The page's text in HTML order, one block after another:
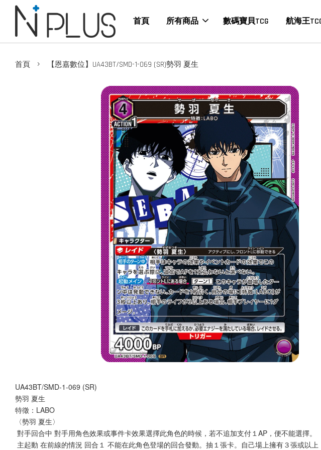
首頁 所有商品 數碼寶貝TCG 航海王
首頁 › 【恩嘉數位】UA43BT/SMD-1-069 (SR)勢羽 夏生
UA43BT/SMD-1-069 (SR)
勢羽 夏生
特徵：LABO
〈勢羽 夏生〉
對手回合中 對手用角色效果或事件卡效果選擇此角色的時候，若不追加支付１AP，便不能選擇。
主起動 在前線的情況 回合１ 不能在此角色登場的回合發動。抽１張卡。自己場上擁有３張或以